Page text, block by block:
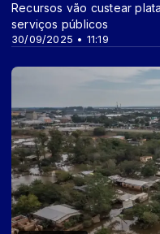
30/09/2025 • 11:19
Recursos vão custear
serviços públicos